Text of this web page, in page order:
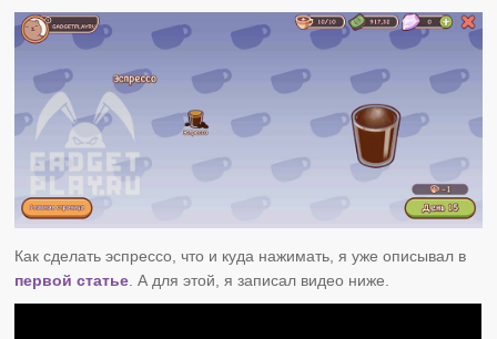
Как сделать эспрессо, что и куда нажимать, я уже описывал в
первой статье . А для этой, я записал видео ниже.